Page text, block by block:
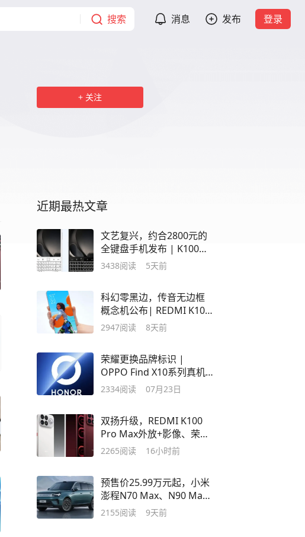
搜索 消息 发布 登录
关注
近期最热文章
文艺复兴，约合2800元的
全键盘手机发布 | K100
Pro将首发M11基材
3438阅读 5天前
科幻零黑边，传音无边框
概念机公布| REDMI K100
Pro Max真机公布
2947阅读 8天前
荣耀更换品牌标识 |
OPPO Find X10系列真机
图+相机爆料
2334阅读 07月23日
双扬升级，REDMI K100
Pro Max外放+影像、荣耀
MagicOS11亮点公布
2265阅读 16小时前
预售价25.99万元起，小米
澎程N70 Max、N90 Max
增程式SUV发布
2155阅读 9天前